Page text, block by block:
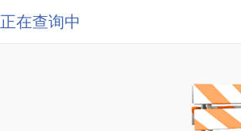
正在查询中